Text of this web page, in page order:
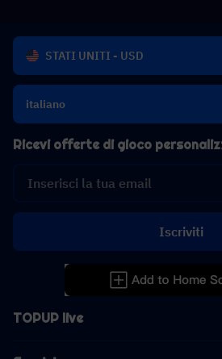
STATI UNITI - USD
italiano
TOPUP live
Ricevi offerte di gioco
Iscriviti